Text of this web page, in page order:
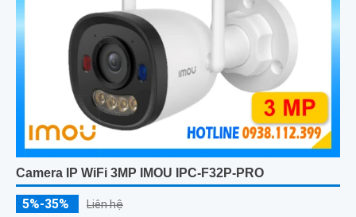
Camera IP WiFi 3MP IMOU IPC-F32P-PRO
5%-35% Liên hệ